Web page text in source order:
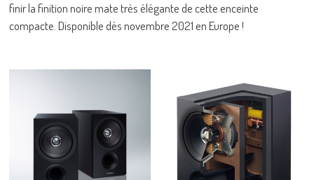
finir la finition noire mate très élégante de cette enceinte
compacte. Disponible dès novembre 2021 en Europe !